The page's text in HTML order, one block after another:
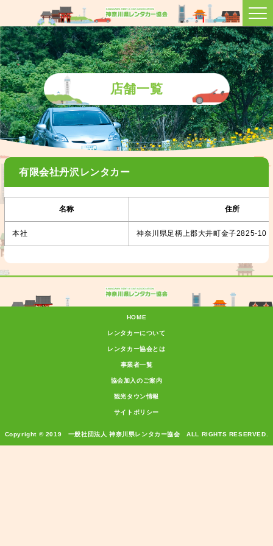
店舗一覧
有限会社丹沢レンタカー
名称 住所
本社 神奈川県足柄上郡大井町金子2825-10
HOME
レンタカーについて
レンタカー協会とは
事業者一覧
協会加入のご案内
観光タウン情報
サイトポリシー
Copyright © 2019 一般社団法人 神奈川県レンタカー協会 ALL RIGHTS RESERVED.